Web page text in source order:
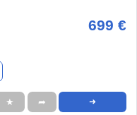
699 €
★ ➦ ➜